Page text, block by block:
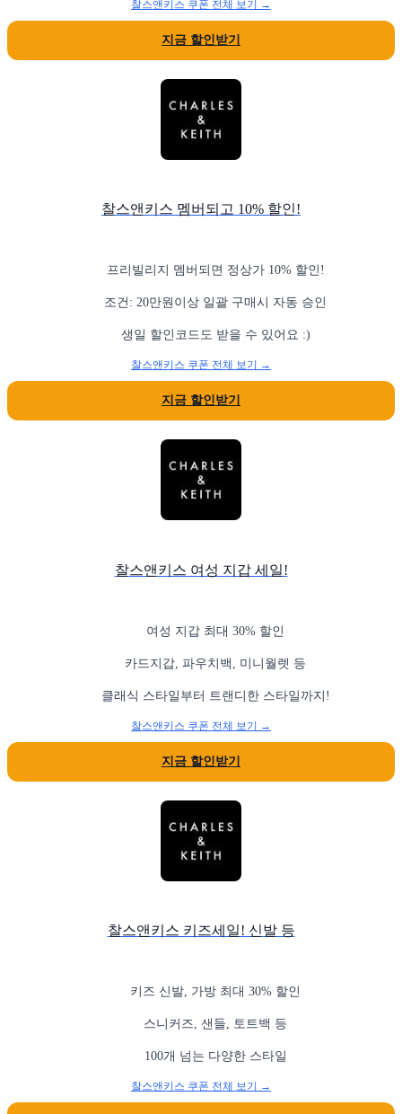
찰스앤키스 쿠폰 전체 보기 →
지금 할인받기
찰스앤키스 멤버되고 10% 할인!
프리빌리지 멤버되면 정상가 10% 할인!
조건: 20만원이상 일괄 구매시 자동 승인
생일 할인코드도 받을 수 있어요 :)
찰스앤키스 쿠폰 전체 보기 →
지금 할인받기
찰스앤키스 여성 지갑 세일!
여성 지갑 최대 30% 할인
카드지갑, 파우치백, 미니월렛 등
클래식 스타일부터 트랜디한 스타일까지!
찰스앤키스 쿠폰 전체 보기 →
지금 할인받기
찰스앤키스 키즈세일! 신발 등
키즈 신발, 가방 최대 30% 할인
스니커즈, 샌들, 토트백 등
100개 넘는 다양한 스타일
찰스앤키스 쿠폰 전체 보기 →